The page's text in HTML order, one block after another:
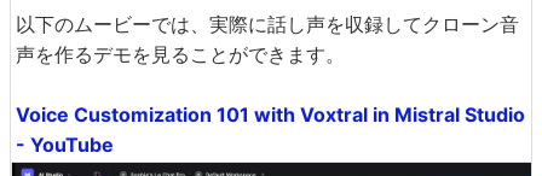
以下のムービーでは、実際に話し声を収録してクローン音
声を作るデモを見ることができます。
Voice Customization 101 with Voxtral in Mistral Studio
- YouTube